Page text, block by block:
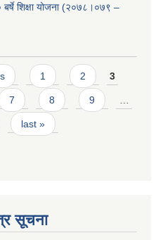
शिक्षा योजना (२०७८।०७९ –
1 2 3
7 8 9 …
last »
सूचना